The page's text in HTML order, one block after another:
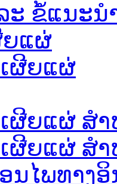
ະ ຂໍ້ແນະນ
ຍແຜ່
ຜີຍແຜ່
ຜີຍແຜ່ ສ
ເຜີຍແຜ່ ສ
ນໄພທາງອິ